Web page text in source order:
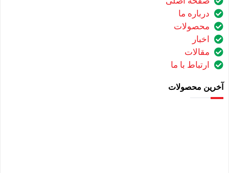
درباره ما
محصولات
اخبار
مقالات
ارتباط با ما
آخرین محصولات